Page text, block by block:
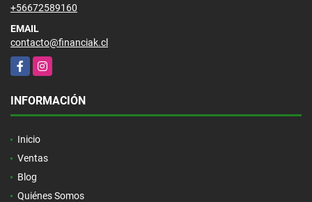
+56672589160
EMAIL
contacto@financiak.cl
FacebookInstagram
INFORMACIÓN
Inicio
Ventas
Blog
Quiénes Somos